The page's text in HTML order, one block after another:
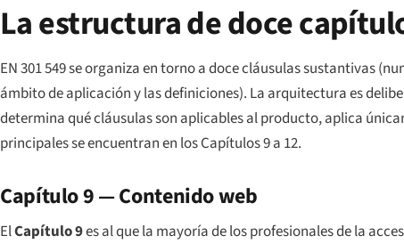
La estructura de doce
EN 301 549 se organiza en torno a doce cláusulas sustantivas
ámbito de aplicación y las definiciones). La arquitectura es
determina qué cláusulas son aplicables al producto, aplica
principales se encuentran en los Capítulos 9 a 12.
Capítulo 9 — Contenido web
ElCapítulo 9es al que la mayoría de los profesionales de la